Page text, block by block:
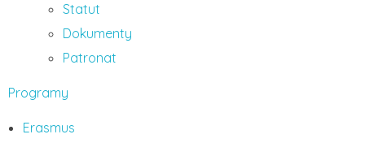
Statut
Dokumenty
Patronat
Programy
Erasmus